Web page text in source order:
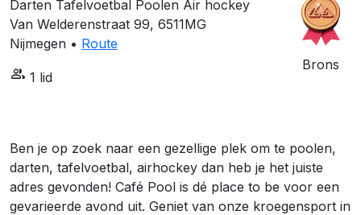
Darten Tafelvoetbal Poolen Air hockey
Van Welderenstraat 99, 6511MG
Nijmegen • Route
group 1 lid
Brons
Ben je op zoek naar een gezellige plek om te poolen,
darten, tafelvoetbal, airhockey dan heb je het juiste
adres gevonden! Café Pool is dé place to be voor een
gevarieerde avond uit. Geniet van onze kroegensport in